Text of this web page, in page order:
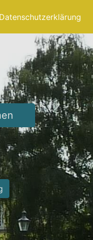
Datenschutzerklärung